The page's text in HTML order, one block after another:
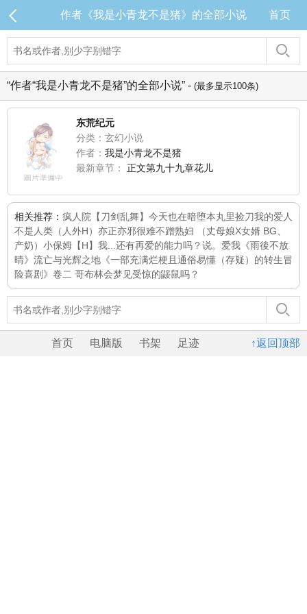
作者《我是小青龙不是猪》的全部小说 首页
“作者“我是小青龙不是猪”的全部小说” - (最多显示100条)
东荒纪元
分类：玄幻小说
作者： 我是小青龙不是猪
最新章节：
正文第九十九章花儿
相关推荐： 疯人院 【刀剑乱舞】今天也在暗堕本丸里捡刀我的爱人
不是人类（人外H） 亦正亦邪很难不蹭熟妇 （丈母娘X女婿 BG、
产奶） 小保姆【H】 我...还有再爱的能力吗？说。爱我 《雨後不放
晴》 流亡与光辉之地 《一部充满烂梗且通俗易懂（存疑）的转生冒
险喜剧》卷二 哥布林会梦见受惊的鼹鼠吗？
↑返回顶部
首页 电脑版 书架 足迹